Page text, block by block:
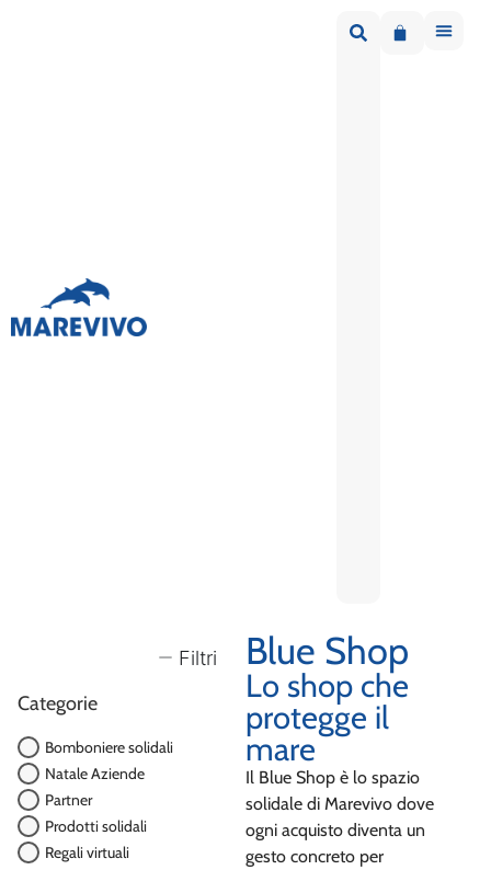
Filtri
Categorie
Bomboniere solidali
Natale Aziende
Partner
Prodotti solidali
Regali virtuali
Blue Shop
Lo shop che
protegge il
mare
Il Blue Shop è lo spazio
solidale di Marevivo dove
ogni acquisto diventa un
gesto concreto per